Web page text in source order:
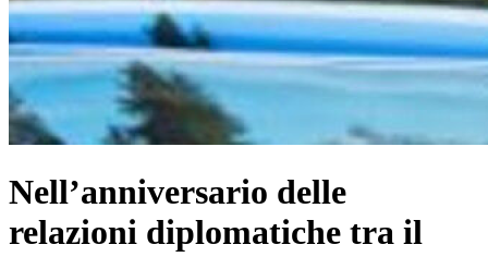
Nell’anniversario delle
relazioni diplomatiche tra il